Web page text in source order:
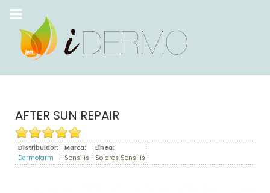
AFTER SUN REPAIR
Distribuidor:
Dermofarm
Marca:
Sensilis
Línea:
Solares Sensilis